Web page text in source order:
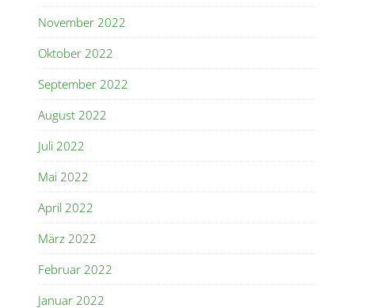
November 2022
Oktober 2022
September 2022
August 2022
Juli 2022
Mai 2022
April 2022
März 2022
Februar 2022
Januar 2022